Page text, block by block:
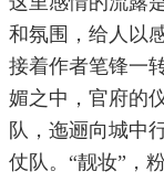
和氛围，给人以感
接着作者笔锋一
媚之中，官府的
队，迤逦向城中
仗队。“靓妆”，